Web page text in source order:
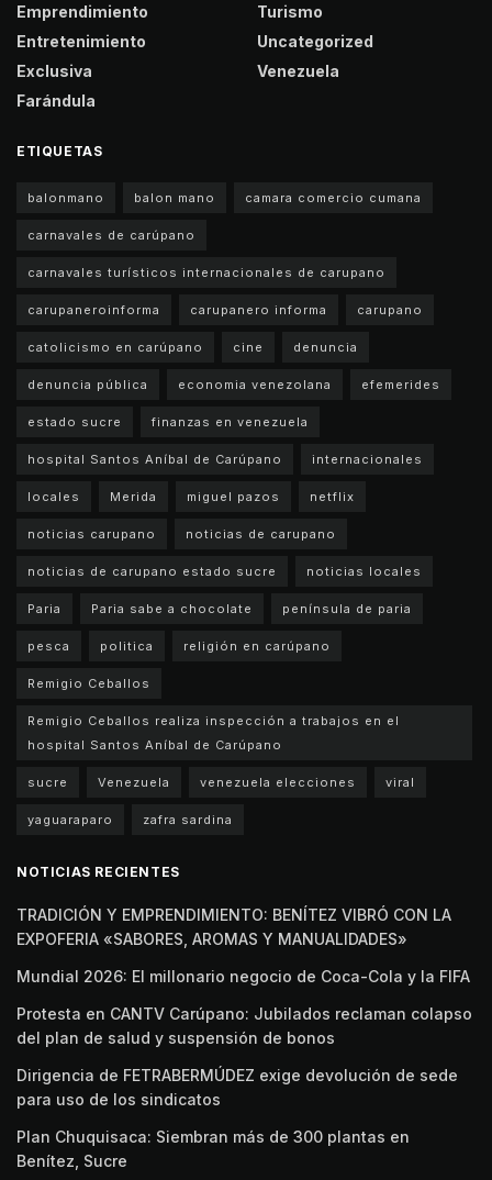
Emprendimiento
Entretenimiento
Exclusiva
Farándula
Turismo
Uncategorized
Venezuela
ETIQUETAS
balonmano balon mano camara comercio cumana
carnavales de carúpano
carnavales turísticos internacionales de carupano
carupaneroinforma carupanero informa carupano
catolicismo en carúpano cine denuncia
denuncia pública economia venezolana efemerides
estado sucre finanzas en venezuela
hospital Santos Aníbal de Carúpano internacionales
locales Merida miguel pazos netflix
noticias carupano noticias de carupano
noticias de carupano estado sucre noticias locales
Paria Paria sabe a chocolate península de paria
pesca politica religión en carúpano
Remigio Ceballos
Remigio Ceballos realiza inspección a trabajos en el
hospital Santos Aníbal de Carúpano
sucre Venezuela venezuela elecciones viral
yaguaraparo zafra sardina
NOTICIAS RECIENTES
TRADICIÓN Y EMPRENDIMIENTO: BENÍTEZ VIBRÓ CON LA
EXPOFERIA «SABORES, AROMAS Y MANUALIDADES»
Mundial 2026: El millonario negocio de Coca-Cola y la FIFA
Protesta en CANTV Carúpano: Jubilados reclaman colapso
del plan de salud y suspensión de bonos
Dirigencia de FETRABERMÚDEZ exige devolución de sede
para uso de los sindicatos
Plan Chuquisaca: Siembran más de 300 plantas en
Benítez, Sucre